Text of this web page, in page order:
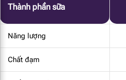
Thành phần sữa
Năng lượng
Chất đạm